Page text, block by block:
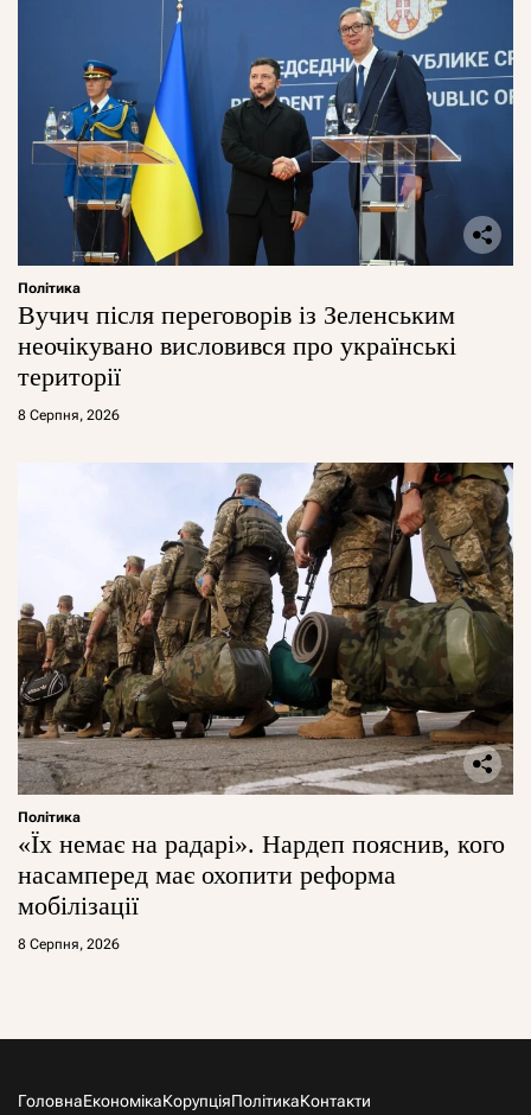
Політика
Вучич після переговорів із Зеленським
неочікувано висловився про українські
території
8 Серпня, 2026
Політика
«Їх немає на радарі». Нардеп пояснив, кого
насамперед має охопити реформа
мобілізації
8 Серпня, 2026
ГоловнаЕкономікаКорупціяПолітикаКонтакти